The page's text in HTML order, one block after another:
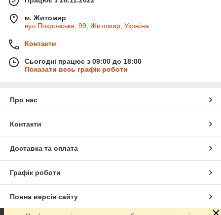
м. Житомир
вул.Покровська, 99, Житомир, Україна
Контакти
Сьогодні працює з 09:00 до 18:00
Показати весь графік роботи
Про нас
Контакти
Доставка та оплата
Графік роботи
Повна версія сайту